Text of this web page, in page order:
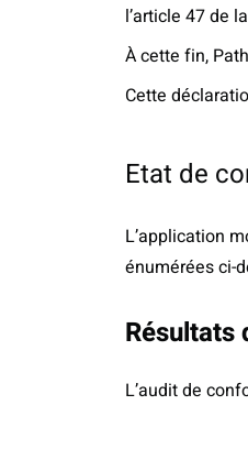
l’article 47 de
À cette fin,
Cette
Etat de
L’application
énumérées ci-
Résultats
L’audit de